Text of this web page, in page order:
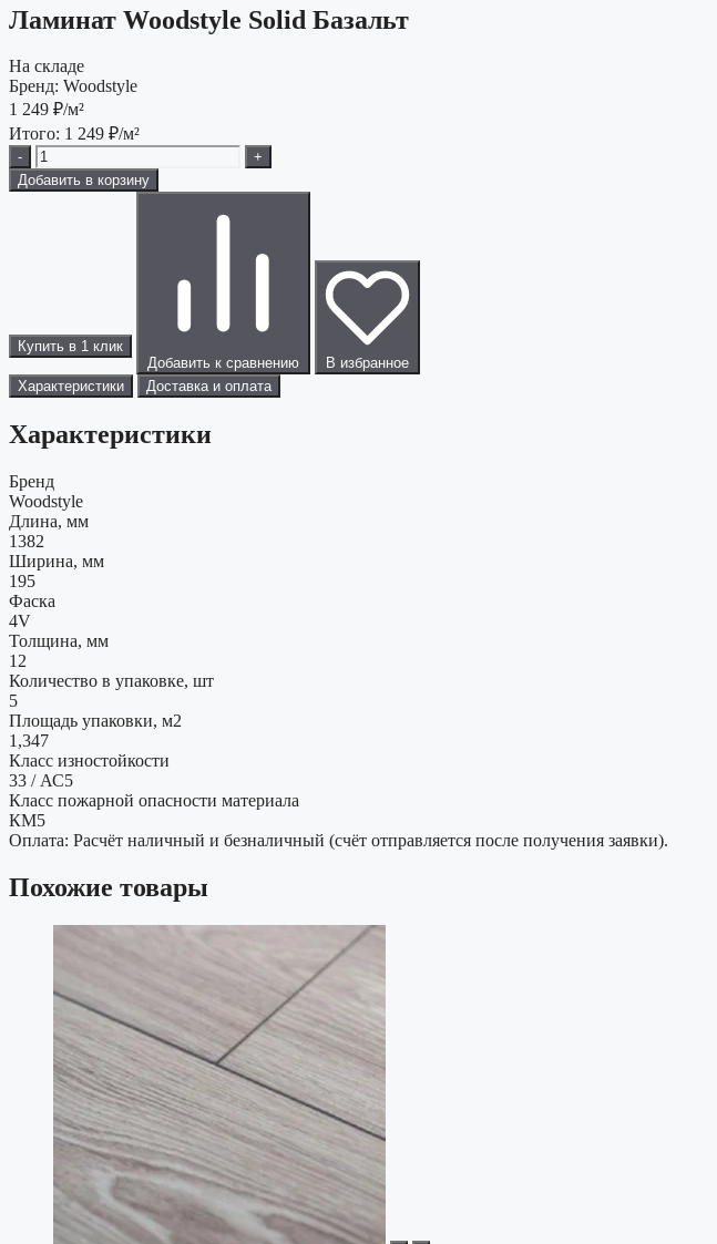
Ламинат Woodstyle Solid Базальт
На складе
Бренд: Woodstyle
1 249 ₽/м²
Итого: 1 249 ₽/м²
-
+
Добавить в корзину
Купить в 1 клик
Добавить к сравнению
В избранное
Характеристики
Доставка и оплата
Характеристики
Бренд
Woodstyle
Длина, мм
1382
Ширина, мм
195
Фаска
4V
Толщина, мм
12
Количество в упаковке, шт
5
Площадь упаковки, м2
1,347
Класс изностойкости
33 / АС5
Класс пожарной опасности материала
КМ5
Оплата: Расчёт наличный и безналичный (счёт отправляется после получения заявки).
Похожие товары